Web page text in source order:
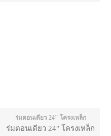
ร่มตอนเดียว 24" โครงเหล็ก
ร่มตอนเดียว 24″ โครงเหล็ก